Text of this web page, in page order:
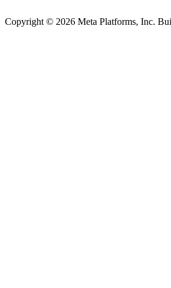
Copyright © 2026 Meta Platforms, Inc.